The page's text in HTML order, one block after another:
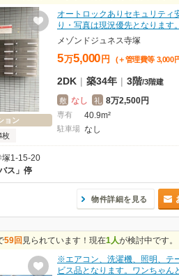
ョン
枚
オートロックありセキュリティ
り・写真は現況優先となりま
メゾンドジュネス寺塚
5万5,000 円 (＋管理費等 3,000
2DK | 築34年 | 3階/3階建
敷 なし 礼 8万2,500円
専有 40.9m²
駐車場 なし
塚1-15-20
ス」停
物件詳細を見る
59回 見られています！現在1人が検討中です。
※エアコン、洗濯機、照明、テ
ビス品となります。ワンちゃ